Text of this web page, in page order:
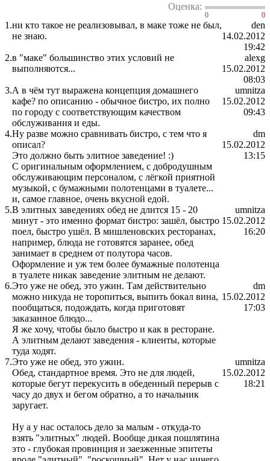
Оценка:
0 0
1.ни кто такое не реализовывал, в маке тоже не был,
не знаю.
den
14.02.2012
19:42
2.в "маке" большинство этих условий не
выполняются...
alexg
15.02.2012
08:03
3.А в чём тут выражена концепция домашнего
кафе? по описанию - обычное бистро, их полно
по городу с соответствующим качеством
обслуживания и еды.
umnitza
15.02.2012
09:43
4.Ну разве можно сравнивать бистро, с тем что я
описал?
Это должно быть элитное заведение! :)
С оригинальным оформлением, с добродушным
обслуживающим персоналом, с лёгкой приятной
музыкой, с бумажными полотенцами в туалете...
и, самое главное, очень вкусной едой.
dm
15.02.2012
13:15
5.В элитных заведениях обед не длится 15 - 20
минут - это именно формат бистро: зашёл, быстро
поел, быстро ушёл. В мишленовских ресторанах,
например, блюда не готовятся заранее, обед
занимает в среднем от полутора часов.
Оформление и уж тем более бумажные полотенца
в туалете никак заведение элитным не делают.
umnitza
15.02.2012
16:20
6.Это уже не обед, это ужин. Там действительно
можно никуда не торопиться, выпить бокал вина,
пообщаться, подождать, когда приготовят
заказанное блюдо...
Я же хочу, чтобы было быстро и как в ресторане.
А элитным делают заведения - клиенты, которые
туда ходят.
dm
15.02.2012
17:03
7.Это уже не обед, это ужин.
Обед, стандартное время. Это не для людей,
которые бегут перекусить в обеденный перерыв с
часу до двух и бегом обратно, а то начальник
заругает.
Ну а у нас осталось дело за малым - откуда-то
взять "элитных" людей. Вообще дикая пошлятина
это - глубокая провинция и заезженные эпитеты
umnitza
15.02.2012
18:21